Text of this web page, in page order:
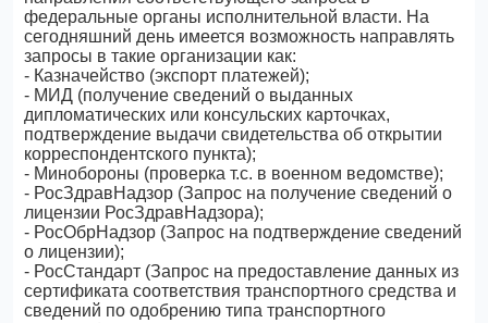
федеральные органы исполнительной власти. На
сегодняшний день имеется возможность направлять
запросы в такие организации как:
- Казначейство (экспорт платежей);
- МИД (получение сведений о выданных
дипломатических или консульских карточках,
подтверждение выдачи свидетельства об открытии
корреспондентского пункта);
- Минобороны (проверка т.с. в военном ведомстве);
- РосЗдравНадзор (Запрос на получение сведений о
лицензии РосЗдравНадзора);
- РосОбрНадзор (Запрос на подтверждение сведений
о лицензии);
- РосСтандарт (Запрос на предоставление данных из
сертификата соответствия транспортного средства и
сведений по одобрению типа транспортного